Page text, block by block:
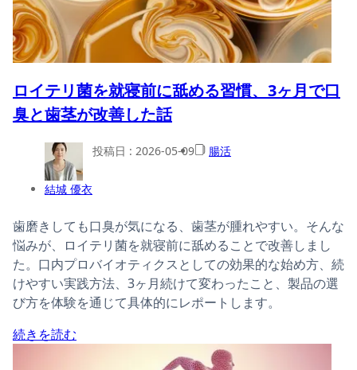
ロイテリ菌を就寝前に舐める習慣、3ヶ月で口
臭と歯茎が改善した話
結城 優衣
投稿日 : 2026-05-09 腸活
歯磨きしても口臭が気になる、歯茎が腫れやすい。そんな
悩みが、ロイテリ菌を就寝前に舐めることで改善しまし
た。口内プロバイオティクスとしての効果的な始め方、続
けやすい実践方法、3ヶ月続けて変わったこと、製品の選
び方を体験を通じて具体的にレポートします。
続きを読む